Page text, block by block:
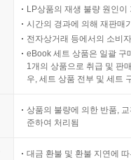
LP상품의 재생 불량 원인
시간의 경과에 의해 재판매
전자상거래 등에서의 소비
eBook 세트 상품은 일괄 구
1개의 상품으로 취급 및 판
우, 세트 상품 전부 및 세트
상품의 불량에 의한 반품,
준하여 처리됨
대금 환불 및 환불 지연에